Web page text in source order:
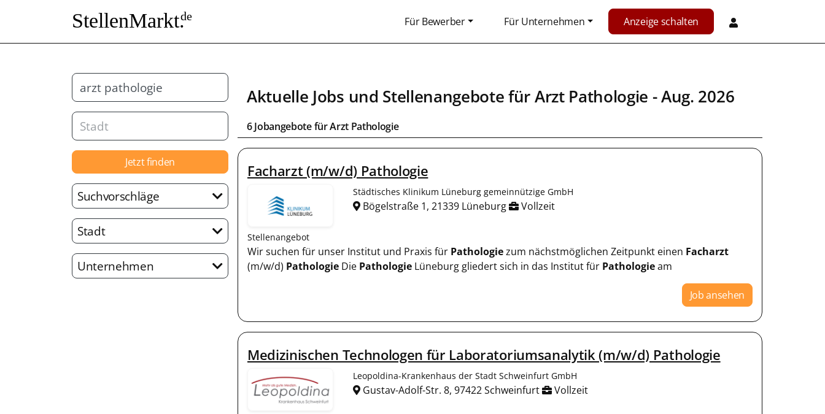
StellenMarkt.de Für Bewerber Für Unternehmen Anzeige schalten
Jetzt finden
Suchvorschläge
Stadt
Unternehmen
Aktuelle Jobs und Stellenangebote für Arzt Pathologie - Aug. 2026
6 Jobangebote fürArzt Pathologie
Facharzt (m/w/d) Pathologie
Städtisches Klinikum Lüneburg gemeinnützige GmbH
Bögelstraße 1, 21339 Lüneburg Vollzeit
Stellenangebot
Wir suchen für unser Institut und Praxis für Pathologiezum nächstmöglichen Zeitpunkt einen Facharzt
(m/w/d) Pathologie Die Pathologie Lüneburg gliedert sich in das Institut für Pathologieam
Job ansehen
Medizinischen Technologen für Laboratoriumsanalytik (m/w/d) Pathologie
Leopoldina-Krankenhaus der Stadt Schweinfurt GmbH
Gustav-Adolf-Str. 8, 97422 Schweinfurt Vollzeit